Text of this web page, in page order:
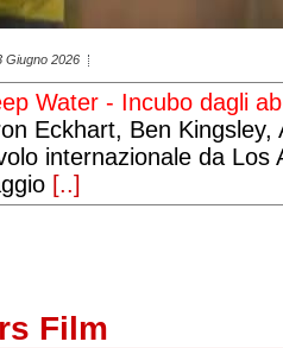
Giugno 2026
Water - Incubo dagli
Eckhart, Ben
internazionale da Los
[..]
Film